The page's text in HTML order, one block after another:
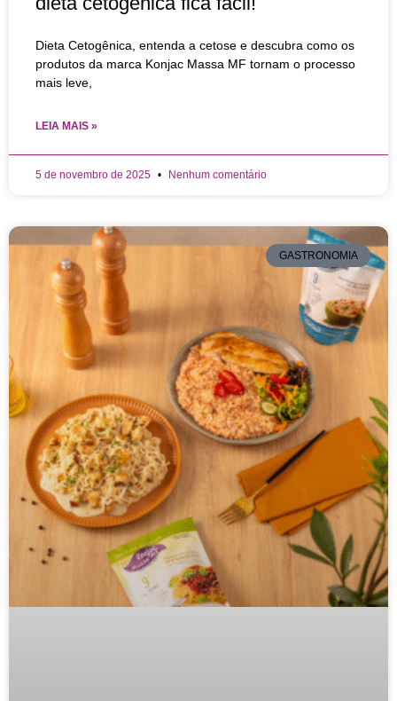
Dieta Cetogênica, entenda a cetose e descubra como os
produtos da marca Konjac Massa MF tornam o processo
mais leve,
LEIA MAIS »
5 de novembro de 2025 Nenhum comentário
GASTRONOMIA